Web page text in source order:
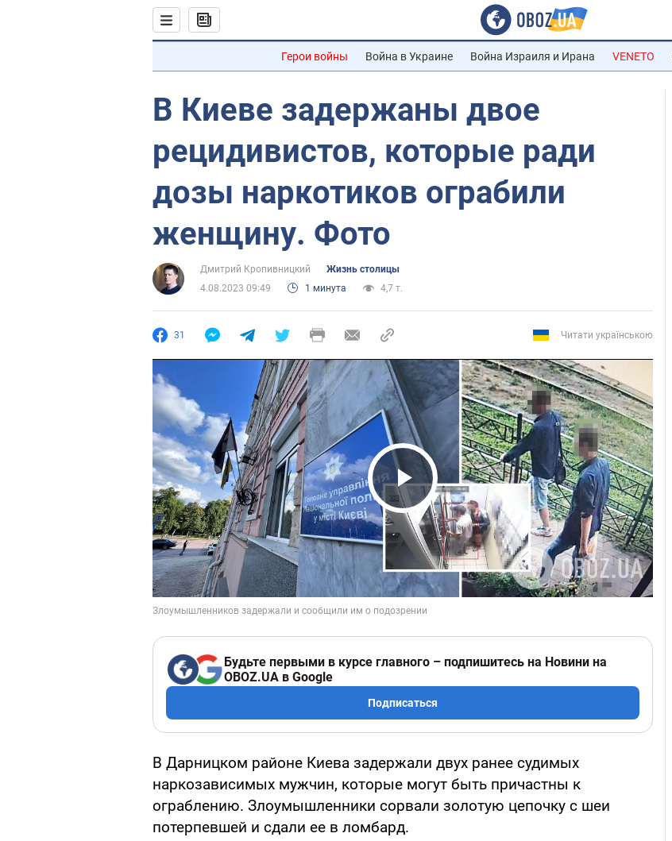
Герои войны Война в Украине Война Израиля и Ирана VENETO
В Киеве задержаны двое
рецидивистов, которые ради
дозы наркотиков ограбили
женщину. Фото
Дмитрий Кропивницкий
Жизнь столицы
4.08.2023 09:49
1 минута 4,7 т.
31 Читати українською
Play Video
Будьте первыми в курсе главного – подпишитесь на Новини на
OBOZ.UA в Google
Подписаться
В Дарницком районе Киева задержали двух ранее судимых
наркозависимых мужчин, которые могут быть причастны к
ограблению. Злоумышленники сорвали золотую цепочку с шеи
потерпевшей и сдали ее в ломбард.